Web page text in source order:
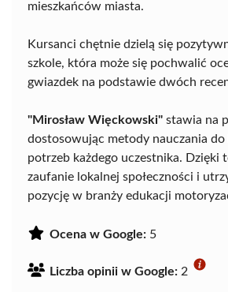
mieszkańców miasta.
Kursanci chętnie dzielą się
szkole, która może się pochwalić
gwiazdek na podstawie dwóch
"Mirosław Więckowski" stawia na
dostosowując metody nauczania
potrzeb każdego uczestnika. Dzięki
zaufanie lokalnej społeczności i
pozycję w branży edukacji
Ocena w Google: 5
Liczba opinii w Google: 2